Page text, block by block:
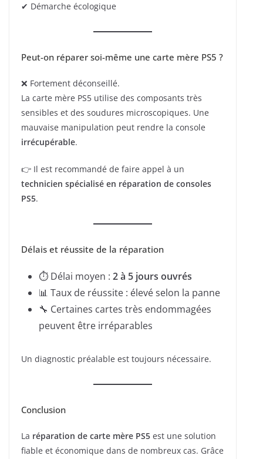
✔ Démarche écologique
Peut-on réparer soi-même une carte mère PS5 ?
❌ Fortement déconseillé.
La carte mère PS5 utilise des composants très
sensibles et des soudures microscopiques. Une
mauvaise manipulation peut rendre la console
irrécupérable.
👉 Il est recommandé de faire appel à un
technicien spécialisé en réparation de consoles
PS5.
Délais et réussite de la réparation
⏱ Délai moyen : 2 à 5 jours ouvrés
📊 Taux de réussite : élevé selon la panne
🔧 Certaines cartes très endommagées
peuvent être irréparables
Un diagnostic préalable est toujours nécessaire.
Conclusion
La réparation de carte mère PS5 est une solution
fiable et économique dans de nombreux cas. Grâce